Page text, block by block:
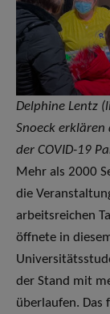
Delphine Lentz
Snoeck
der COVID-19
Mehr als 2000
die
arbeitsreichen
öffnete in
der Stand mit
überlaufen. Das